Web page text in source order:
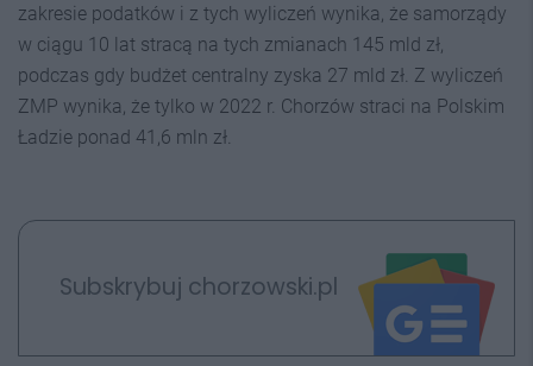
zakresie podatków i z tych wyliczeń wynika, że samorządy
w ciągu 10 lat stracą na tych zmianach 145 mld zł,
podczas gdy budżet centralny zyska 27 mld zł. Z wyliczeń
ZMP wynika, że tylko w 2022 r. Chorzów straci na Polskim
Ładzie ponad 41,6 mln zł.
Subskrybuj chorzowski.pl